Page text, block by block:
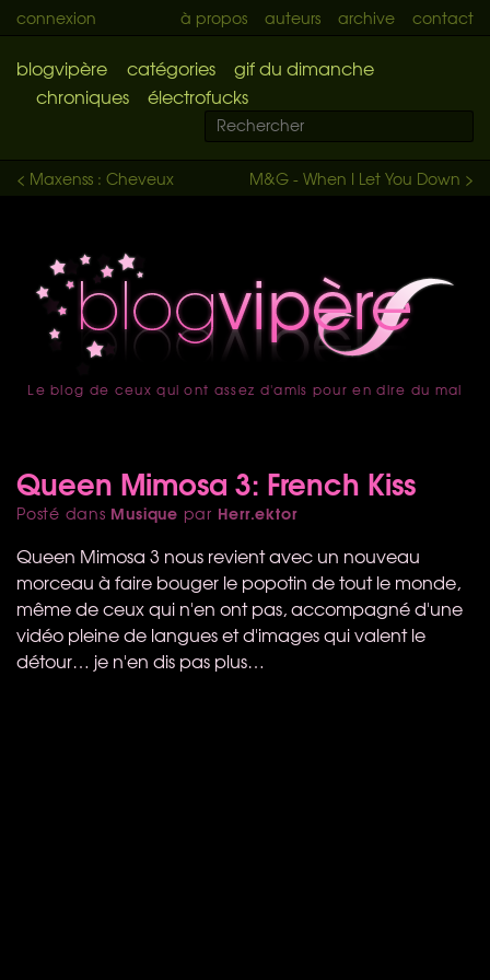
connexion à propos auteurs archive contact
blogvipère catégories
gif du dimanche
chroniques
électrofucks
M&G - When I Let You Down >
< Maxenss : Cheveux
accueil
Le blog de ceux qui ont assez d'amis pour en dire du mal
Queen Mimosa 3: French Kiss
Posté dans Musique par Herr.ektor
Queen Mimosa 3 nous revient avec un nouveau
morceau à faire bouger le popotin de tout le monde,
même de ceux qui n'en ont pas, accompagné d'une
vidéo pleine de langues et d'images qui valent le
détour… je n'en dis pas plus…